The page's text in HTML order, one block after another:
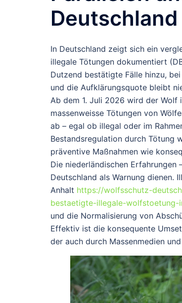
Deutschland
In Deutschland zeigt sich ein
illegale Tötungen dokumentiert
Dutzend bestätigte Fälle hinzu,
und die Aufklärungsquote bleibt
Ab dem 1. Juli 2026 wird der Wolf
massenweisse Tötungen von
ab – egal ob illegal oder im
Bestandsregulation durch Tötung
präventive Maßnahmen wie
Die niederländischen
Deutschland als Warnung dienen.
Anhalt https://wolfsschutz-
bestaetigte-illegale-wolfstoetung-
und die Normalisierung von
Effektiv ist die konsequente
der auch durch Massenmedien